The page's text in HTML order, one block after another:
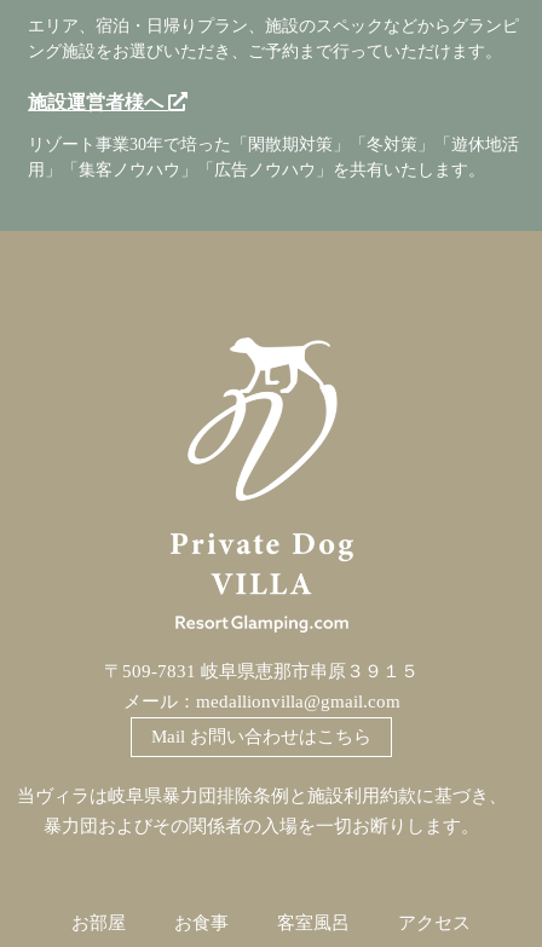
エリア、宿泊・日帰りプラン、施設のスペックなどからグランピ
ング施設をお選びいただき、ご予約まで行っていただけます。
施設運営者様へ
リゾート事業30年で培った「閑散期対策」「冬対策」「遊休地活
用」「集客ノウハウ」「広告ノウハウ」を共有いたします。
〒509-7831 岐阜県恵那市串原３９１５
メール： medallionvilla@gmail.com
Mail お問い合わせはこちら
当ヴィラは岐阜県暴力団排除条例と施設利用約款に基づき、
暴力団およびその関係者の入場を一切お断りします。
お部屋 お食事 客室風呂 アクセス